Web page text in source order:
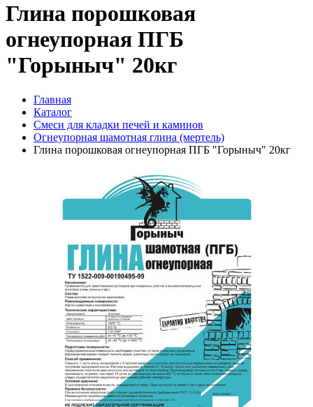
Глина порошковая
огнеупорная ПГБ
"Горыныч" 20кг
Главная
Каталог
Смеси для кладки печей и каминов
Огнеупорная шамотная глина (мертель)
Глина порошковая огнеупорная ПГБ "Горыныч" 20кг